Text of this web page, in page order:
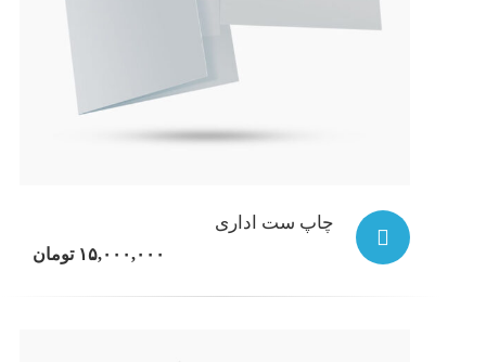
چاپ ست اداری
۱۵,۰۰۰,۰۰۰ تومان